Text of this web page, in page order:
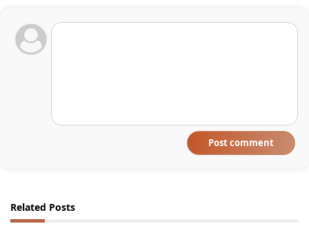
Post comment
Related Posts